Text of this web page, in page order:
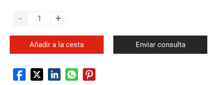
- +
Añadir a la cesta Enviar consulta